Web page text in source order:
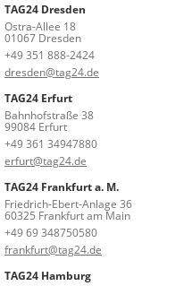
TAG24 Dresden
Ostra-Allee 18
01067 Dresden
+49 351 888-2424
dresden@tag24.de
TAG24 Erfurt
Bahnhofstraße 38
99084 Erfurt
+49 361 34947880
erfurt@tag24.de
TAG24 Frankfurt a. M.
Friedrich-Ebert-Anlage 36
60325 Frankfurt am Main
+49 69 348750580
frankfurt@tag24.de
TAG24 Hamburg